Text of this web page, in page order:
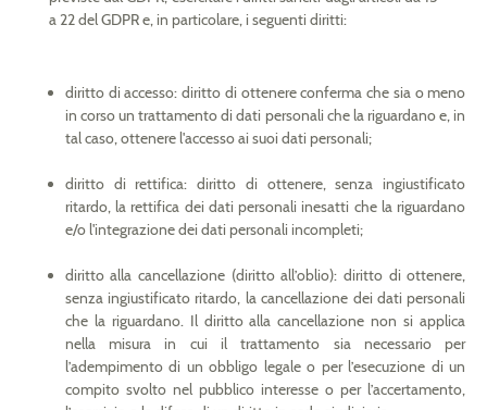
a 22 del GDPR e, in particolare, i seguenti diritti:
diritto di accesso: diritto di ottenere conferma che sia o meno
in corso un trattamento di dati personali che la riguardano e, in
tal caso, ottenere l'accesso ai suoi dati personali;
diritto di rettifica: diritto di ottenere, senza ingiustificato
ritardo, la rettifica dei dati personali inesatti che la riguardano
e/o l'integrazione dei dati personali incompleti;
diritto alla cancellazione (diritto all’oblio): diritto di ottenere,
senza ingiustificato ritardo, la cancellazione dei dati personali
che la riguardano. Il diritto alla cancellazione non si applica
nella misura in cui il trattamento sia necessario per
l’adempimento di un obbligo legale o per l’esecuzione di un
compito svolto nel pubblico interesse o per l’accertamento,